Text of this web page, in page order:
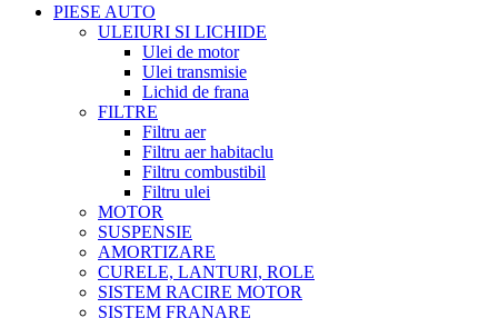
PIESE AUTO
ULEIURI SI LICHIDE
Ulei de motor
Ulei transmisie
Lichid de frana
FILTRE
Filtru aer
Filtru aer habitaclu
Filtru combustibil
Filtru ulei
MOTOR
SUSPENSIE
AMORTIZARE
CURELE, LANTURI, ROLE
SISTEM RACIRE MOTOR
SISTEM FRANARE